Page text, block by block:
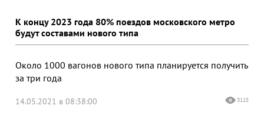
К концу 2023 года 80% поездов московского метро
будут составами нового типа
Около 1000 вагонов нового типа планируется получить
за три года
14.05.2021 в 08:38:00 3115